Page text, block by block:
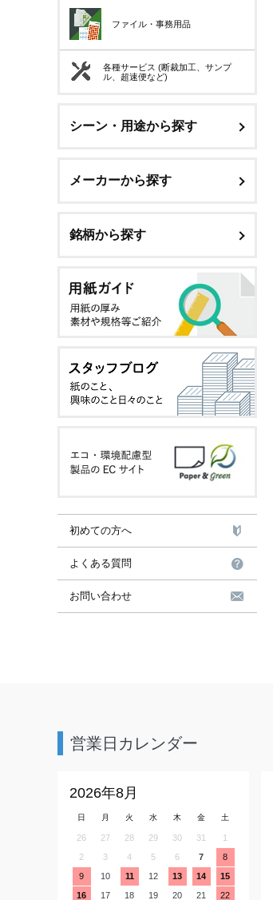
ファイル・事務用品
各種サービス (断裁加工、サンプ
ル、超速便など)
シーン・用途から探す
メーカーから探す
銘柄から探す
初めての方へ
よくある質問
お問い合わせ
営業日カレンダー
2026年8月
日 月 火 水 木 金 土
26 27 28 29 30 31
1
2
3 4 5 6 7
8
9
10 11 12 13 14
15
16
17 18 19 20 21 22